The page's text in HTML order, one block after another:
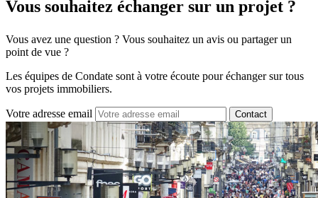
Vous souhaitez échanger sur un projet ?
Vous avez une question ? Vous souhaitez un avis ou partager un
point de vue ?
Les équipes de Condate sont à votre écoute pour échanger sur tous
vos projets immobiliers.
Votre adresse email Contact